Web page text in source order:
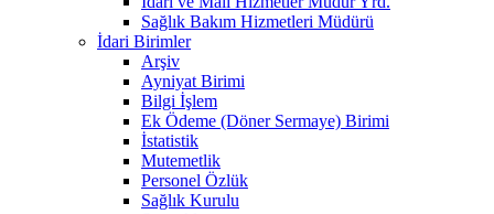
Sağlık Bakım Hizmetleri Müdürü
İdari Birimler
Arşiv
Ayniyat Birimi
Bilgi İşlem
Ek Ödeme (Döner Sermaye) Birimi
İstatistik
Mutemetlik
Personel Özlük
Sağlık Kurulu